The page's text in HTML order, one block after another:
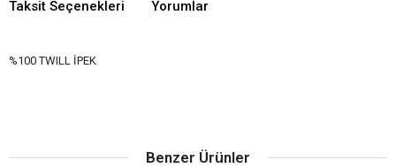
Taksit Seçenekleri Yorumlar
%100 TWILL İPEK
Benzer Ürünler